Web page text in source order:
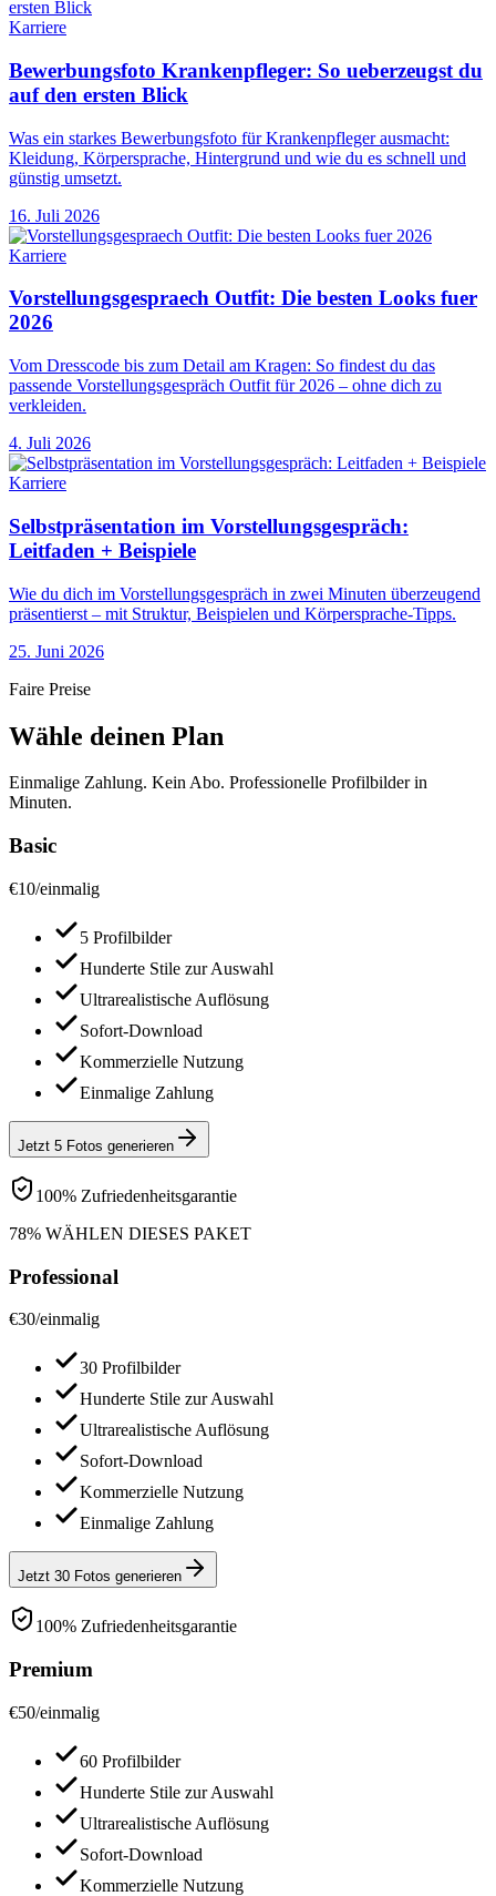
Karriere
Bewerbungsfoto Krankenpfleger: So ueberzeugst du
auf den ersten Blick
Was ein starkes Bewerbungsfoto für Krankenpfleger ausmacht:
Kleidung, Körpersprache, Hintergrund und wie du es schnell und
günstig umsetzt.
16. Juli 2026
Karriere
Vorstellungsgespraech Outfit: Die besten Looks fuer
2026
Vom Dresscode bis zum Detail am Kragen: So findest du das
passende Vorstellungsgespräch Outfit für 2026 – ohne dich zu
verkleiden.
4. Juli 2026
Karriere
Selbstpräsentation im Vorstellungsgespräch:
Leitfaden + Beispiele
Wie du dich im Vorstellungsgespräch in zwei Minuten überzeugend
präsentierst – mit Struktur, Beispielen und Körpersprache-Tipps.
25. Juni 2026
Faire Preise
Wähle deinen Plan
Einmalige Zahlung. Kein Abo. Professionelle Profilbilder in
Minuten.
Basic
€10/einmalig
5 Profilbilder
Hunderte Stile zur Auswahl
Ultrarealistische Auflösung
Sofort-Download
Kommerzielle Nutzung
Einmalige Zahlung
Jetzt 5 Fotos generieren
100% Zufriedenheitsgarantie
78% WÄHLEN DIESES PAKET
Professional
€30/einmalig
30 Profilbilder
Hunderte Stile zur Auswahl
Ultrarealistische Auflösung
Sofort-Download
Kommerzielle Nutzung
Einmalige Zahlung
Jetzt 30 Fotos generieren
100% Zufriedenheitsgarantie
Premium
€50/einmalig
60 Profilbilder
Hunderte Stile zur Auswahl
Ultrarealistische Auflösung
Sofort-Download
Kommerzielle Nutzung